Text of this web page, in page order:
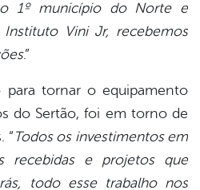
o 1º município do Norte e
Vini Jr, recebemos
.”
tornar o equipamento
do Sertão, foi em torno de
“ Todos os investimentos em
recebidas e projetos que
todo esse trabalho nos